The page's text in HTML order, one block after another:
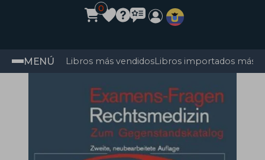
0
MENÚ Libros más vendidosLibros importados más